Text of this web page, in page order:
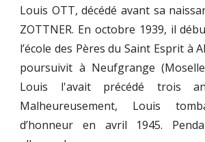
Louis OTT, décédé avant sa
ZOTTNER. En octobre 1939, il
l’école des Pères du Saint Esprit à
poursuivit à Neufgrange
Louis l'avait précédé trois
Malheureusement, Louis
d’honneur en avril 1945.